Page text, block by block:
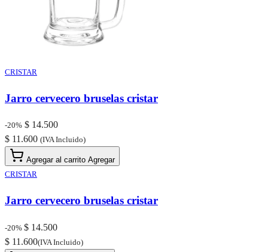
CRISTAR
Jarro cervecero bruselas cristar
-20% $ 14.500
$ 11.600 (IVA Incluido)
Agregar al carrito Agregar
CRISTAR
Jarro cervecero bruselas cristar
-20% $ 14.500
$ 11.600(IVA Incluido)